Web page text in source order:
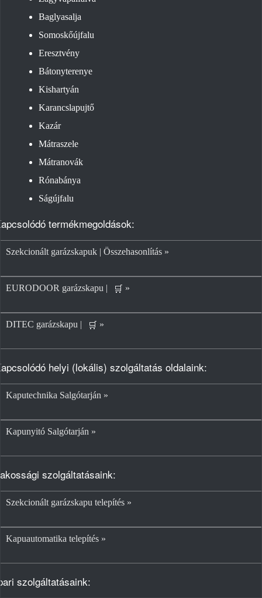
Baglyasalja
Somoskőújfalu
Eresztvény
Bátonyterenye
Kishartyán
Karancslapujtő
Kazár
Mátraszele
Mátranovák
Rónabánya
Ságújfalu
termékmegoldások:
Szekcionált garázskapuk | Összehasonlítás »
EURODOOR garázskapu | 🛒 »
DITEC garázskapu | 🛒 »
helyi (lokális) szolgáltatás oldalaink:
Kaputechnika Salgótarján »
Kapunyitó Salgótarján »
szolgáltatásaink:
Szekcionált garázskapu telepítés »
Kapuautomatika telepítés »
szolgáltatásaink: